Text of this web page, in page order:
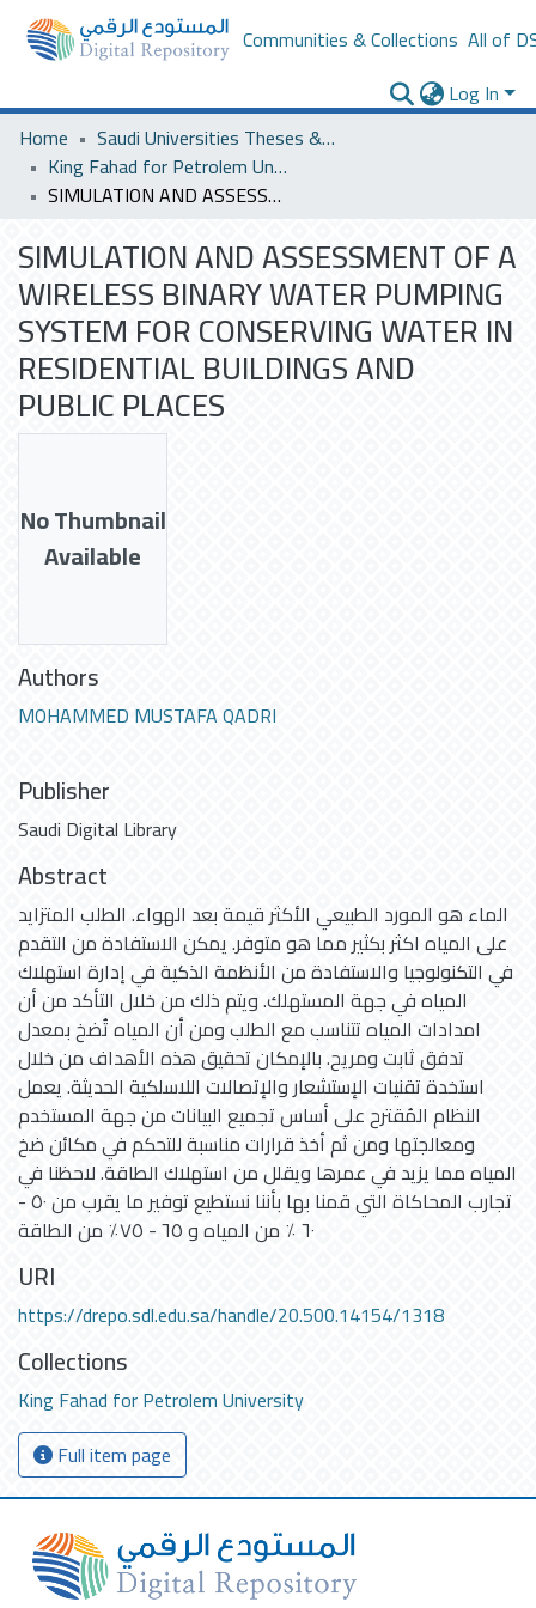
Communities & Collections All of
Log In
Home
Saudi Universities Theses & Dissertations
King Fahad for Petrolem University
SIMULATION AND ASSESSMENT OF A WIRELESS BINARY WATER PUMPING SYSTEM FOR CONSERVING WATER IN RESIDENTIAL BUILDINGS AND PUBLIC PLACES
SIMULATION AND ASSESSMENT OF A
WIRELESS BINARY WATER PUMPING
SYSTEM FOR CONSERVING WATER IN
RESIDENTIAL BUILDINGS AND
PUBLIC PLACES
No Thumbnail
Available
Authors
MOHAMMED MUSTAFA QADRI
Publisher
Saudi Digital Library
Abstract
الماء هو المورد الطبيعي الأكثر قيمة بعد الهواء. الطلب المتزايد
على المياه اكثر بكثير مما هو متوفر. يمكن الاستفادة من التقدم
في التكنولوجيا والاستفادة من الأنظمة الذكية في إدارة استهلاك
المياه في جهة المستهلك. ويتم ذلك من خلال التأكد من أن
امدادات المياه تتناسب مع الطلب ومن أن المياه تُضخ بمعدل
تدفق ثابت ومريح. بالإمكان تحقيق هذه الأهداف من خلال
استخدة تقنيات الإستشعار والإتصالات اللاسلكية الحديثة. يعمل
النظام المُقترح على أساس تجميع البيانات من جهة المستخدم
ومعالجتها ومن ثم أخذ قرارات مناسبة للتحكم في مكائن ضخ
المياه مما يزيد في عمرها ويقلل من استهلاك الطاقة. لاحظنا في
تجارب المحاكاة التي قمنا بها بأننا نستطيع توفير ما يقرب من ٥٠ -
٦٠ ٪‏ من المياه و ٦٥ - ٧٥٪‏ من الطاقة
URI
https://drepo.sdl.edu.sa/handle/20.500.14154/1318
Collections
King Fahad for Petrolem University
Full item page